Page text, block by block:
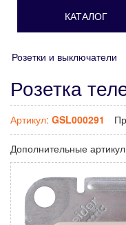
КАТАЛОГ
Розетки и выключатели
Розетка
Артикул: GSL000291
Дополнительные